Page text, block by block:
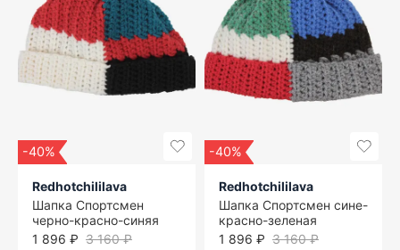
-40%
Redhotchililava
Шапка Спортсмен
черно-красно-синяя
3 160 ₽
1 896 ₽
-40%
Redhotchililava
Шапка Спортсмен сине-
красно-зеленая
3 160 ₽
1 896 ₽